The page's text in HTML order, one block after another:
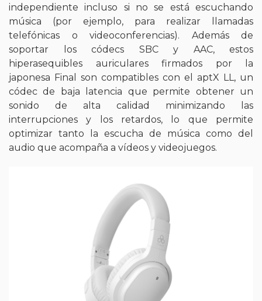
independiente incluso si no se está escuchando
música (por ejemplo, para realizar llamadas
telefónicas o videoconferencias). Además de
soportar los códecs SBC y AAC, estos
hiperasequibles auriculares firmados por la
japonesa Final son compatibles con el aptX LL, un
códec de baja latencia que permite obtener un
sonido de alta calidad minimizando las
interrupciones y los retardos, lo que permite
optimizar tanto la escucha de música como del
audio que acompaña a vídeos y videojuegos.